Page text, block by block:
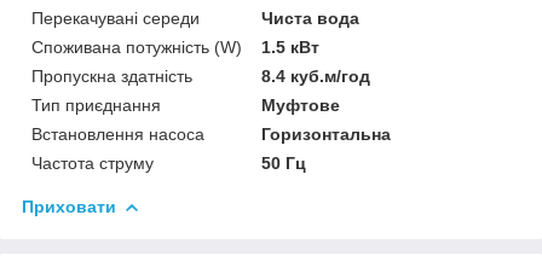
Перекачувані середи
Чиста вода
Споживана потужність (W)
1.5 кВт
Пропускна здатність
8.4 куб.м/год
Тип приєднання
Муфтове
Встановлення насоса
Горизонтальна
Частота струму
50 Гц
Приховати